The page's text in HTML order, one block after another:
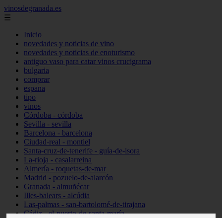
vinosdegranada.es
☰
Inicio
novedades y noticias de vino
novedades y noticias de enoturismo
antiguo vaso para catar vinos crucigrama
bulgaria
comprar
espana
tipo
vinos
Córdoba - córdoba
Sevilla - sevilla
Barcelona - barcelona
Ciudad-real - montiel
Santa-cruz-de-tenerife - guía-de-isora
La-rioja - casalarreina
Almería - roquetas-de-mar
Madrid - pozuelo-de-alarcón
Granada - almuñécar
Illes-balears - alcúdia
Las-palmas - san-bartolomé-de-tirajana
Cádiz - el-puerto-de-santa-maría